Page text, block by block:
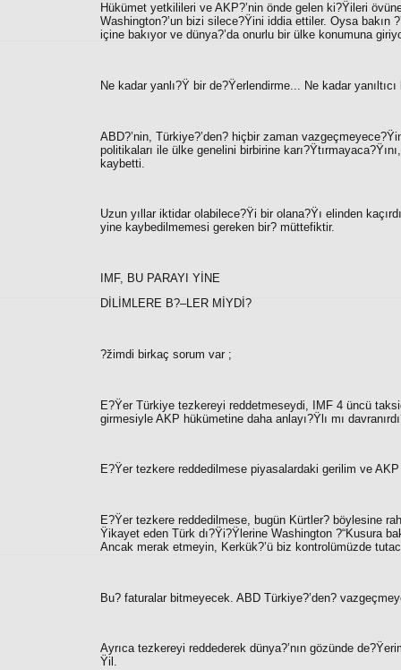
Hükümet yetkilileri ve AKP?’nin önde gelen ki?Ÿileri
Washington?’un bizi silece?Ÿini iddia ettiler. Oysa bakın
içine bakıyor ve dünya?’da onurlu bir ülke konumuna
Ne kadar yanlı?Ÿ bir de?Ÿerlendirme... Ne kadar
ABD?’nin, Türkiye?’den? hiçbir zaman
politikaları ile ülke genelini birbirine
kaybetti.
Uzun yıllar iktidar olabilece?Ÿi bir olana?Ÿı elinden
yine kaybedilmemesi gereken bir? müttefiktir.
IMF, BU PARAYI YİNE
DİLİMLERE B?–LER MİYDİ?
?žimdi birkaç sorum var ;
E?Ÿer Türkiye tezkereyi reddetmeseydi, IMF 4 üncü
girmesiyle AKP hükümetine daha anlayı?Ÿlı mı
E?Ÿer tezkere reddedilmese piyasalardaki gerilim ve
E?Ÿer tezkere reddedilmese, bugün Kürtler? böylesine
Ÿikayet eden Türk dı?Ÿi?Ÿlerine Washington ?“Kusura
Ancak merak etmeyin, Kerkük?’ü biz kontrolümüzde
Bu? faturalar bitmeyecek. ABD Türkiye?’den?
Ayrıca tezkereyi reddederek dünya?’nın gözünde
Ÿil.